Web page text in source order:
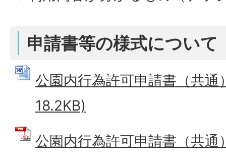
申請書等の様式について
公園内行為許可申請書（共
18.2KB)
公園内行為許可申請書（共通